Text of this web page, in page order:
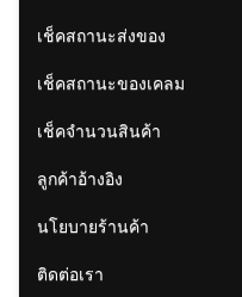
เช็คสถานะส่งของ
เช็คสถานะของเคลม
เช็คจำนวนสินค้า
ลูกค้าอ้างอิง
นโยบายร้านค้า
ติดต่อเรา